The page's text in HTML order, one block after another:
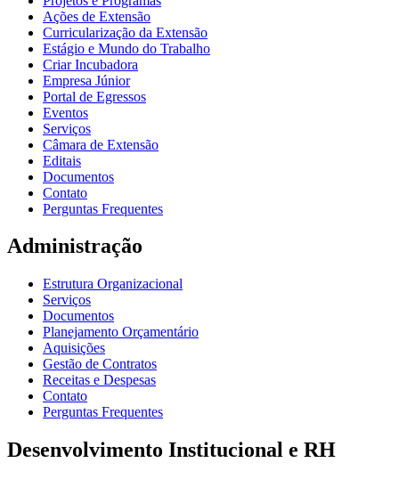
Ações de Extensão
Curricularização da Extensão
Estágio e Mundo do Trabalho
Criar Incubadora
Empresa Júnior
Portal de Egressos
Eventos
Serviços
Câmara de Extensão
Editais
Documentos
Contato
Perguntas Frequentes
Administração
Estrutura Organizacional
Serviços
Documentos
Planejamento Orçamentário
Aquisições
Gestão de Contratos
Receitas e Despesas
Contato
Perguntas Frequentes
Desenvolvimento Institucional e RH